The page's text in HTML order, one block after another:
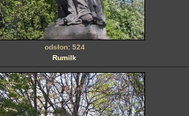
odsłon: 524
Rumilk